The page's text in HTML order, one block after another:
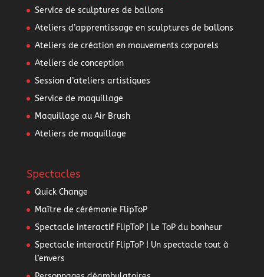
Service de sculptures de ballons
Ateliers d’apprentissage en sculptures de ballons
Ateliers de création en mouvements corporels
Ateliers de conception
Session d’ateliers artistiques
Service de maquillage
Maquillage au Air Brush
Ateliers de maquillage
Spectacles
Quick Change
Maître de cérémonie FlipToP
Spectacle interactif FlipToP | Le ToP du bonheur
Spectacle interactif FlipToP | Un spectacle tout à
l’envers